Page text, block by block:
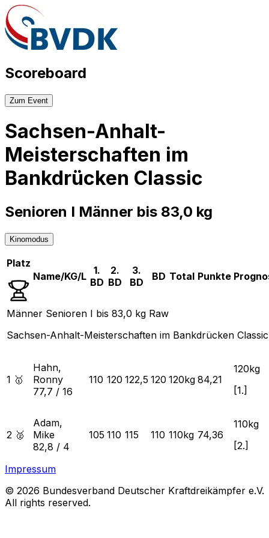
Scoreboard
Zum Event
Sachsen-Anhalt-
Meisterschaften im
Bankdrücken Classic
Senioren I Männer bis 83,0 kg
Kinomodus
Platz
Name/KG/L 1.
BD
2.
BD
3.
BD
BD Total Punkte
Männer Senioren I bis 83,0 kg Raw
Sachsen-Anhalt-Meisterschaften im Bankdrücken Classic
1 🥇
Hahn,
Ronny
77,7 / 16
110 120 122,5 120 120kg 84,21
120kg
[1.]
2 🥈
Adam,
Mike
82,8 / 4
105 110 115 110 110kg 74,36
110kg
[2.]
Impressum
© 2026 Bundesverband Deutscher Kraftdreikämpfer e.V.
All rights reserved.